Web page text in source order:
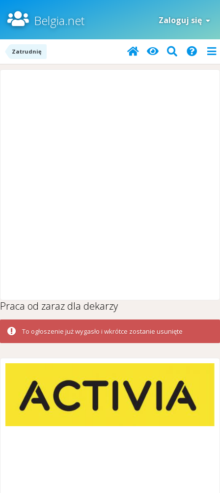
Belgia.net Zaloguj się
Zatrudnię
Praca od zaraz dla dekarzy
To ogłoszenie już wygasło i wkrótce zostanie usunięte